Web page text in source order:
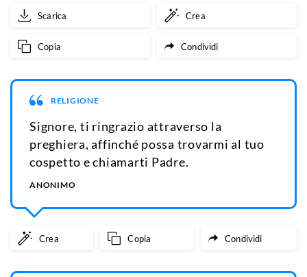
Scarica Crea
Copia Condividi
RELIGIONE
Signore, ti ringrazio attraverso la
preghiera, affinché possa trovarmi al tuo
cospetto e chiamarti Padre.
ANONIMO
Crea Copia Condividi